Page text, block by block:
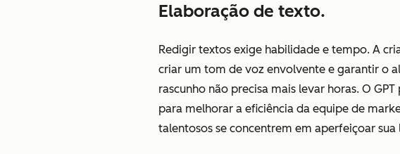
Elaboração de texto.
Redigir textos exige habilidade e tempo. A
criar um tom de voz envolvente e garantir o
rascunho não precisa mais levar horas. O
para melhorar a eficiência da equipe de
talentosos se concentrem em aperfeiçoar sua